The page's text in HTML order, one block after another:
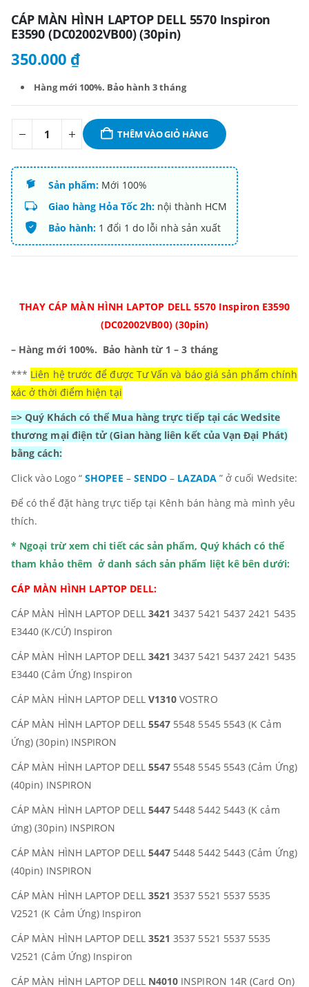
CÁP MÀN HÌNH LAPTOP DELL 5570 Inspiron
E3590 (DC02002VB00) (30pin)
350.000 ₫
Hàng mới 100%. Bảo hành 3 tháng
THÊM VÀO GIỎ HÀNG
Sản phẩm:Mới 100%
Giao hàng Hỏa Tốc 2h:nội thành HCM
Bảo hành:1 đổi 1 do lỗi nhà sản xuất
THAY CÁP MÀN HÌNH LAPTOP DELL 5570 Inspiron E3590
(DC02002VB00) (30pin)
– Hàng mới 100%. Bảo hành từ 1 – 3 tháng
*** Liên hệ trước để được Tư Vấn và báo giá sản phẩm chính
xác ở thời điểm hiện tại
=> Quý Khách có thể Mua hàng trực tiếp tại các Wedsite
thương mại điện tử(Gian hàng liên kết của Vạn Đại Phát)
bằng cách:
Click vào Logo “ SHOPEE – SENDO – LAZADA ” ở cuối Wedsite:
Để có thể đặt hàng trực tiếp tại Kênh bán hàng mà mình yêu
thích.
* Ngoại trừ xem chi tiết các sản phẩm, Quý khách có thể
tham khảo thêm ở danh sách sản phẩm liệt kê bên dưới:
CÁP MÀN HÌNH LAPTOP DELL:
CÁP MÀN HÌNH LAPTOP DELL 3421 3437 5421 5437 2421 5435
E3440 (K/CỨ) Inspiron
CÁP MÀN HÌNH LAPTOP DELL 3421 3437 5421 5437 2421 5435
E3440 (Cảm Ứng) Inspiron
CÁP MÀN HÌNH LAPTOP DELL V1310 VOSTRO
CÁP MÀN HÌNH LAPTOP DELL 5547 5548 5545 5543 (K Cảm
Ứng) (30pin) INSPIRON
CÁP MÀN HÌNH LAPTOP DELL 5547 5548 5545 5543 (Cảm Ứng)
(40pin) INSPIRON
CÁP MÀN HÌNH LAPTOP DELL 5447 5448 5442 5443 (K cảm
ứng) (30pin) INSPIRON
CÁP MÀN HÌNH LAPTOP DELL 5447 5448 5442 5443 (Cảm Ứng)
(40pin) INSPIRON
CÁP MÀN HÌNH LAPTOP DELL 3521 3537 5521 5537 5535
V2521 (K Cảm Ứng) Inspiron
CÁP MÀN HÌNH LAPTOP DELL 3521 3537 5521 5537 5535
V2521 (Cảm Ứng) Inspiron
CÁP MÀN HÌNH LAPTOP DELL N4010 INSPIRON 14R (Card On)